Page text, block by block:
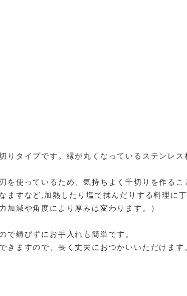
りタイプです。縁が丸くなっているステンレ
を使っているため、気持ちよく千切りを作るこ
ますなど,加熱したり塩で揉んだりする料理に
加減や角度により厚みは変わります。）
で錆びずにお手入れも簡単です。
きますので、長く丈夫におつかいいただけます